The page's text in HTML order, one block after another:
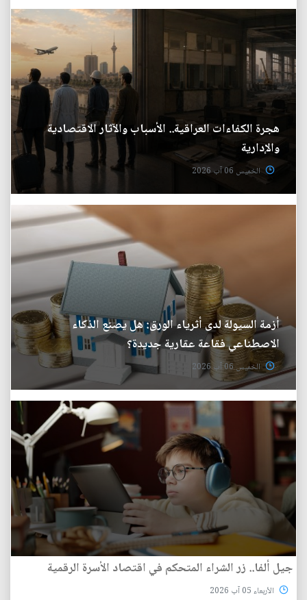
هجرة الكفاءات العراقية.. الأسباب والآثار الاقتصادية
والإدارية
الخميس 06 آب 2026
أزمة السيولة لدى أثرياء الورق: هل يصنع الذكاء
الاصطناعي فقاعة عقارية جديدة؟
الخميس 06 آب 2026
جيل ألفا.. زر الشراء المتحكم في اقتصاد الأسرة الرقمية
الأربعاء 05 آب 2026